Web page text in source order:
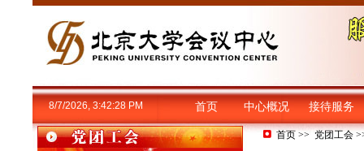
8/7/2026, 3:42:28 PM 首页 中心概况 接待服务
首页 >> 党团工会